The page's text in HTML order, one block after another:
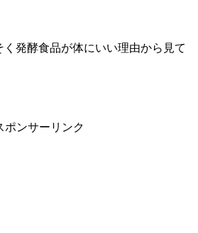
く発酵食品が体にいい理由から見て
ポンサーリンク